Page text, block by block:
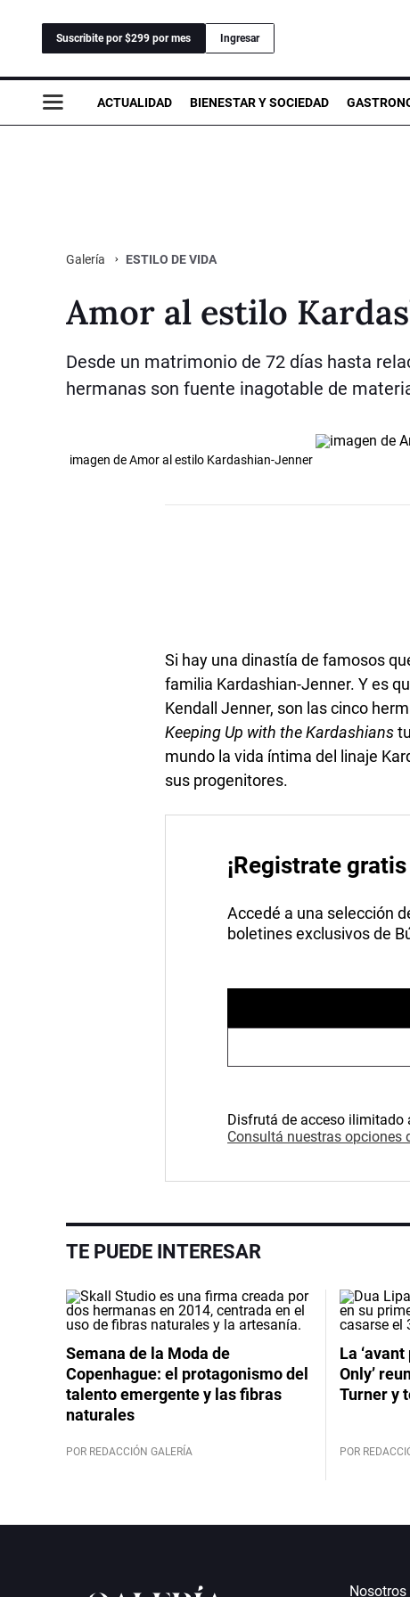
Suscribite por $299 por mes Ingresar
ACTUALIDAD BIENESTAR Y SOCIEDAD
Galería ESTILO DE VIDA
Amor al estilo
Desde un matrimonio de 72 días hasta
hermanas son fuente inagotable de
imagen de Amor al estilo Kardashian-Jenner
Si hay una dinastía de famosos
familia Kardashian-Jenner. Y es
Kendall Jenner, son las cinco
Keeping Up with the Kardashians
mundo la vida íntima del linaje
sus progenitores.
¡Registrate
Accedé a una selección
boletines exclusivos de
Disfrutá de acceso ilimitado
Consultá nuestras opciones
TE PUEDE INTERESAR
Semana de la Moda de
Copenhague: el protagonismo del
talento emergente y las fibras
naturales
POR REDACCIÓN GALERÍA
La
Only’
Turner y
POR
Nosotros